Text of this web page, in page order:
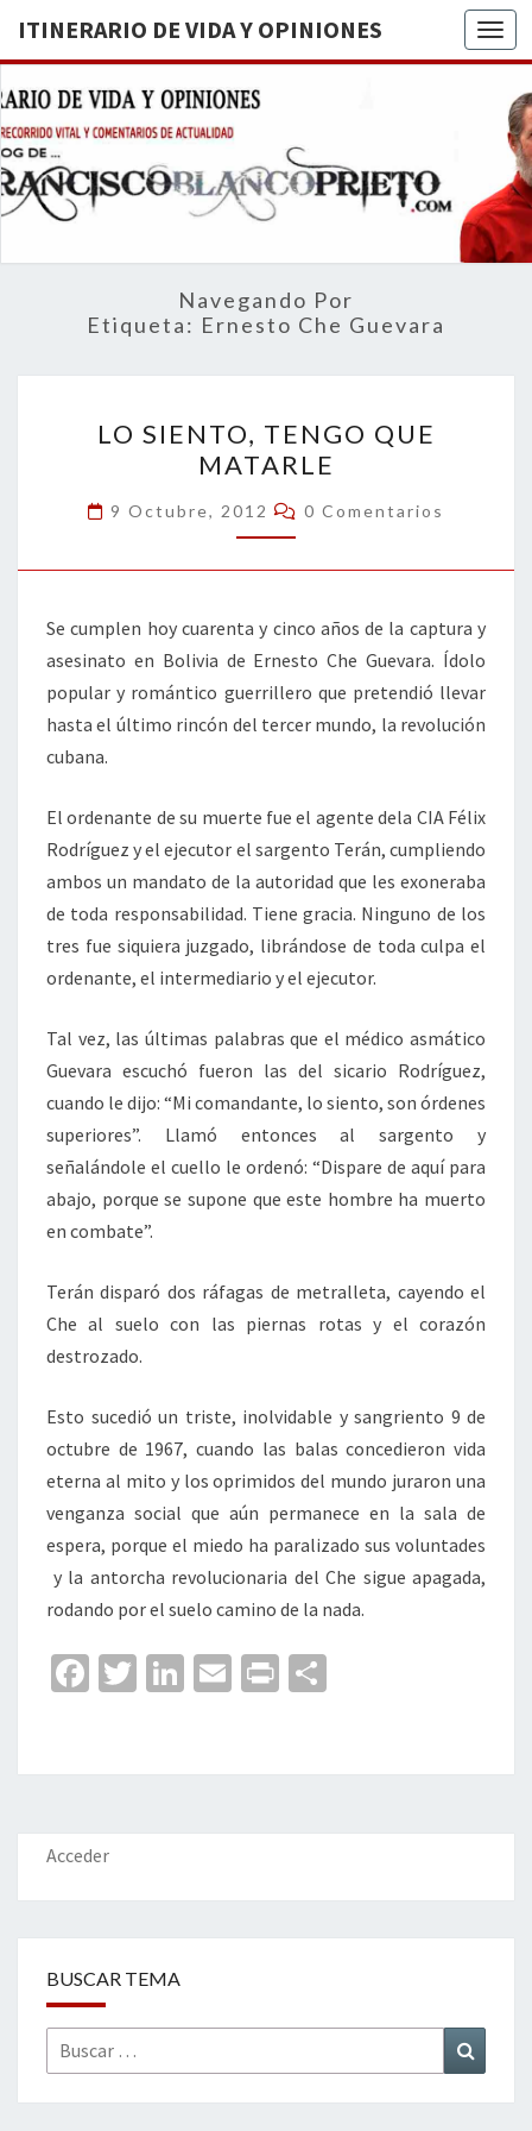
ITINERARIO DE VIDA Y OPINIONES
DE
BREVE
RECORRIDO
VITAL Y
ACTUALIDAD
Navegando Por
Etiqueta: Ernesto Che Guevara
SIENTO,
TENGO
QUE
MATARLE
LO SIENTO, TENGO QUE
MATARLE
9 Octubre, 2012 Comentarios
0 Comentarios
Se cumplen hoy cuarenta y cinco años de la captura y
asesinato en Bolivia de Ernesto Che Guevara. Ídolo
popular y romántico guerrillero que pretendió llevar
hasta el último rincón del tercer mundo, la revolución
cubana.
El ordenante de su muerte fue el agente dela CIA Félix
Rodríguez y el ejecutor el sargento Terán, cumpliendo
ambos un mandato de la autoridad que les exoneraba
de toda responsabilidad. Tiene gracia. Ninguno de los
tres fue siquiera juzgado, librándose de toda culpa el
ordenante, el intermediario y el ejecutor.
Tal vez, las últimas palabras que el médico asmático
Guevara escuchó fueron las del sicario Rodríguez,
cuando le dijo: “Mi comandante, lo siento, son órdenes
superiores”. Llamó entonces al sargento y
señalándole el cuello le ordenó: “Dispare de aquí para
abajo, porque se supone que este hombre ha muerto
en combate”.
Terán disparó dos ráfagas de metralleta, cayendo el
Che al suelo con las piernas rotas y el corazón
destrozado.
Esto sucedió un triste, inolvidable y sangriento 9 de
octubre de 1967, cuando las balas concedieron vida
eterna al mito y los oprimidos del mundo juraron una
venganza social que aún permanece en la sala de
espera, porque el miedo ha paralizado sus voluntades
y la antorcha revolucionaria del Che sigue apagada,
rodando por el suelo camino de la nada.
Fa
o
o
k
T
er
Li
dI
n
E
l
Pr
p
ar
Acceder
BUSCAR TEMA
Buscar
por: